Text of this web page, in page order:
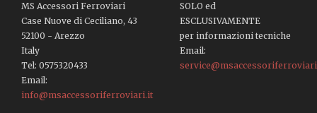
MS Accessori Ferroviari
Case Nuove di Ceciliano, 43
52100 - Arezzo
Italy
Tel: 0575320433
Email:
info@msaccessoriferroviari.it
SOLO ed
ESCLUSIVAMENTE
per informazioni tecniche
Email: